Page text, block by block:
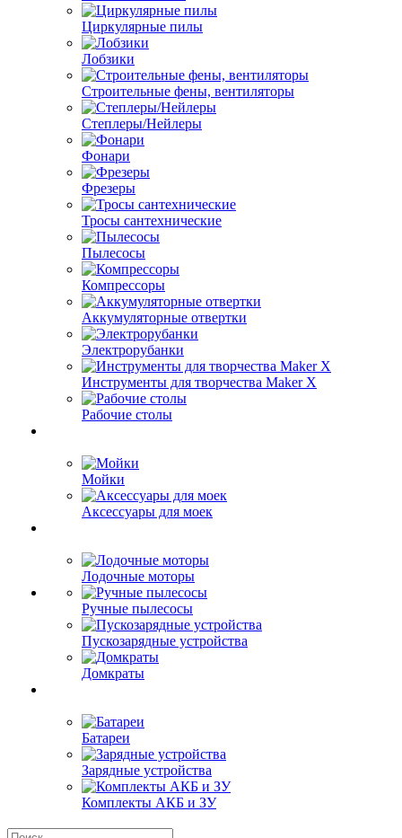
Циркулярные пилы
Лобзики
Строительные фены, вентиляторы
Степлеры/Нейлеры
Фонари
Фрезеры
Тросы сантехнические
Пылесосы
Компрессоры
Аккумуляторные отвертки
Электрорубанки
Инструменты для творчества Maker X
Рабочие столы
Мойки
Аксессуары для моек
Лодочные моторы
Ручные пылесосы
Пускозарядные устройства
Домкраты
Батареи
Зарядные устройства
Комплекты АКБ и ЗУ